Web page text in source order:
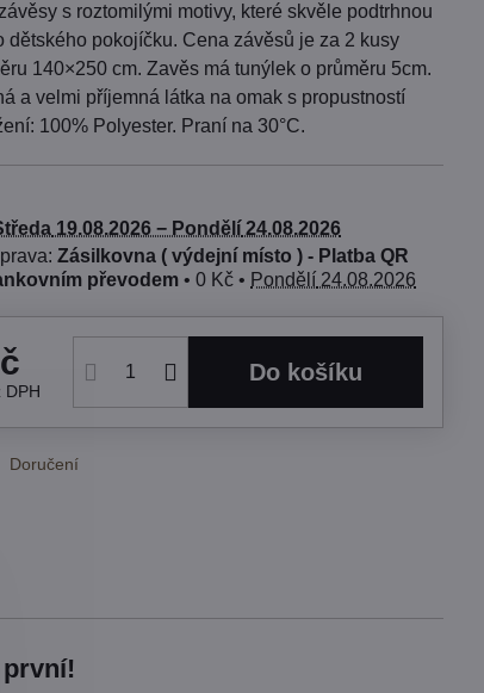
s roztomilými motivy, které skvěle podtrhnou
dětského pokojíčku. Cena závěsů je za 2 kusy
140×250 cm. Zavěs má tunýlek o průměru 5cm.
a velmi příjemná látka na omak s propustností
100% Polyester. Praní na 30°C.
19.08.2026 − Pondělí 24.08.2026
Zásilkovna ( výdejní místo ) - Platba QR
převodem •0 Kč • Pondělí 24.08.2026
DPH
Do košíku
Doručení